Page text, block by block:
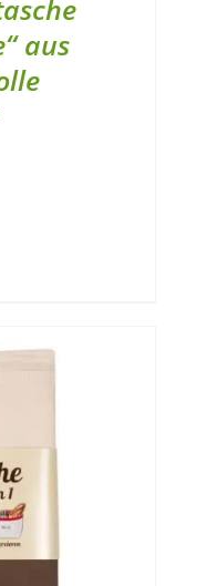
aus